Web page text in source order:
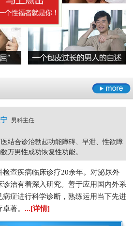
痛是怎么回事
查增生 男科检查痛 男科检查囊肿
害呢
因导致的
炎 睾丸炎 膀胱炎
主要原因
见的原因
疾病诱发出来的呢
男科主任
结合诊治勃起功能障碍、早泄、性欲障
万男性成功恢复性功能。
检查疾病临床诊疗20余年。对泌尿外
治有着深入研究。善于应用国内外系
症进行科学诊断，熟练运用当下先进
著。 ...[详情]